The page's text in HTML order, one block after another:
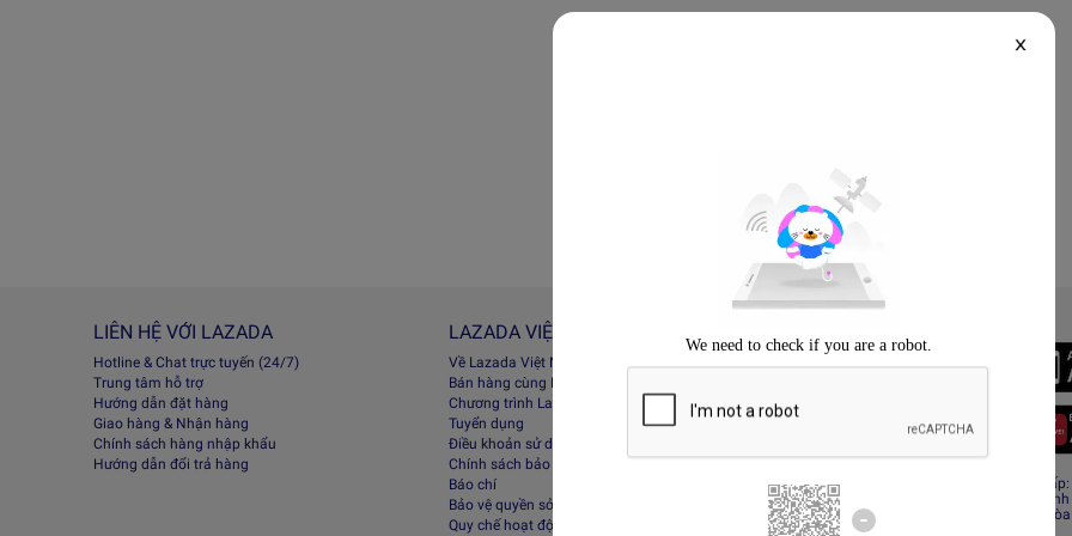
LIÊN HỆ VỚI LAZADA
Hotline & Chat trực tuyến (24/7)
Trung tâm hỗ trợ
Hướng dẫn đặt hàng
Giao hàng & Nhận hàng
Chính sách hàng nhập khẩu
Hướng dẫn đổi trả hàng
LAZADA VIỆT NAM
Về Lazada Việt Nam
Bán hàng cùng Lazada
Chương trình Lazada Afﬁliate
Tuyển dụng
Điều khoản sử dụng
Chính sách bảo mật
Báo chí
Bảo vệ quyền sở hữu trí tuệ
Quy chế hoạt động sàn Lazada
Always Better
Tải App Lazada
Giấy CNĐKDN: 0308808576 – Ngày
Cơ quan cấp: Phòng Đăng ký kinh
Địa chỉ đăng ký kinh doanh: Tầng 19,
Minh, Việt Nam
X